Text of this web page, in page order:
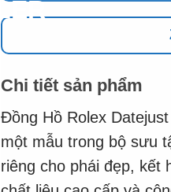
Chi tiết sản phẩm
Đồng Hồ Rolex
một mẫu trong bộ sưu
riêng cho phái đẹp, kết